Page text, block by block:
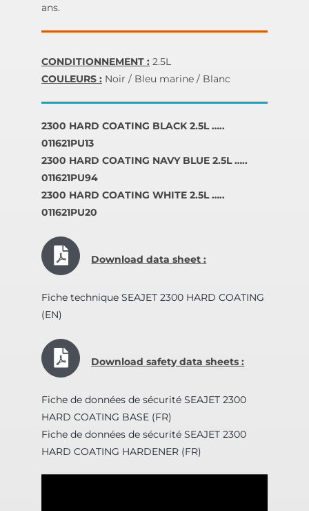
ans.
CONDITIONNEMENT : 2.5L
COULEURS : Noir / Bleu marine / Blanc
2300 HARD COATING BLACK 2.5L …..
011621PU13
2300 HARD COATING NAVY BLUE 2.5L …..
011621PU94
2300 HARD COATING WHITE 2.5L …..
011621PU20
Download data sheet :
Fiche technique SEAJET 2300 HARD COATING
(EN)
Download safety data sheets :
Fiche de données de sécurité SEAJET 2300
HARD COATING BASE (FR)
Fiche de données de sécurité SEAJET 2300
HARD COATING HARDENER (FR)